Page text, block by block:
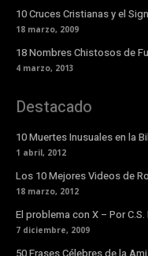
10 Cruces Cristianas y el
18 marzo, 2009
18 Nombres Chistosos de
4 marzo, 2013
Destacado
10 Muertes Inusuales en la
1 abril, 2012
Los 10 Mejores Videos de
18 marzo, 2012
El problema con X – Por
7 diciembre, 2009